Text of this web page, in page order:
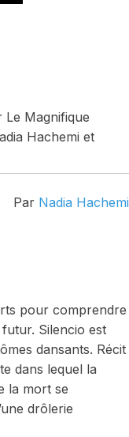
Magnifique
Hachemi et
Par Nadia Hachemi
pour comprendre
Silencio est
dansants. Récit
dans lequel la
la mort se
drôlerie